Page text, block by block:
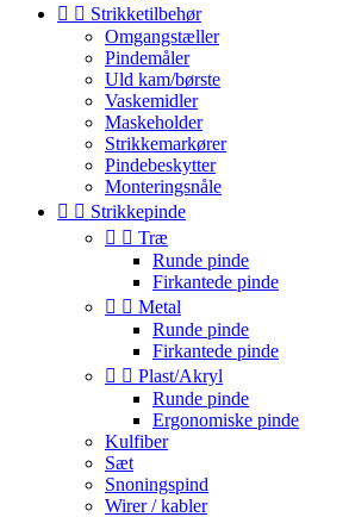
  Strikketilbehør
Omgangstæller
Pindemåler
Uld kam/børste
Vaskemidler
Maskeholder
Strikkemarkører
Pindebeskytter
Monteringsnåle
  Strikkepinde
  Træ
Runde pinde
Firkantede pinde
  Metal
Runde pinde
Firkantede pinde
  Plast/Akryl
Runde pinde
Ergonomiske pinde
Kulfiber
Sæt
Snoningspind
Wirer / kabler